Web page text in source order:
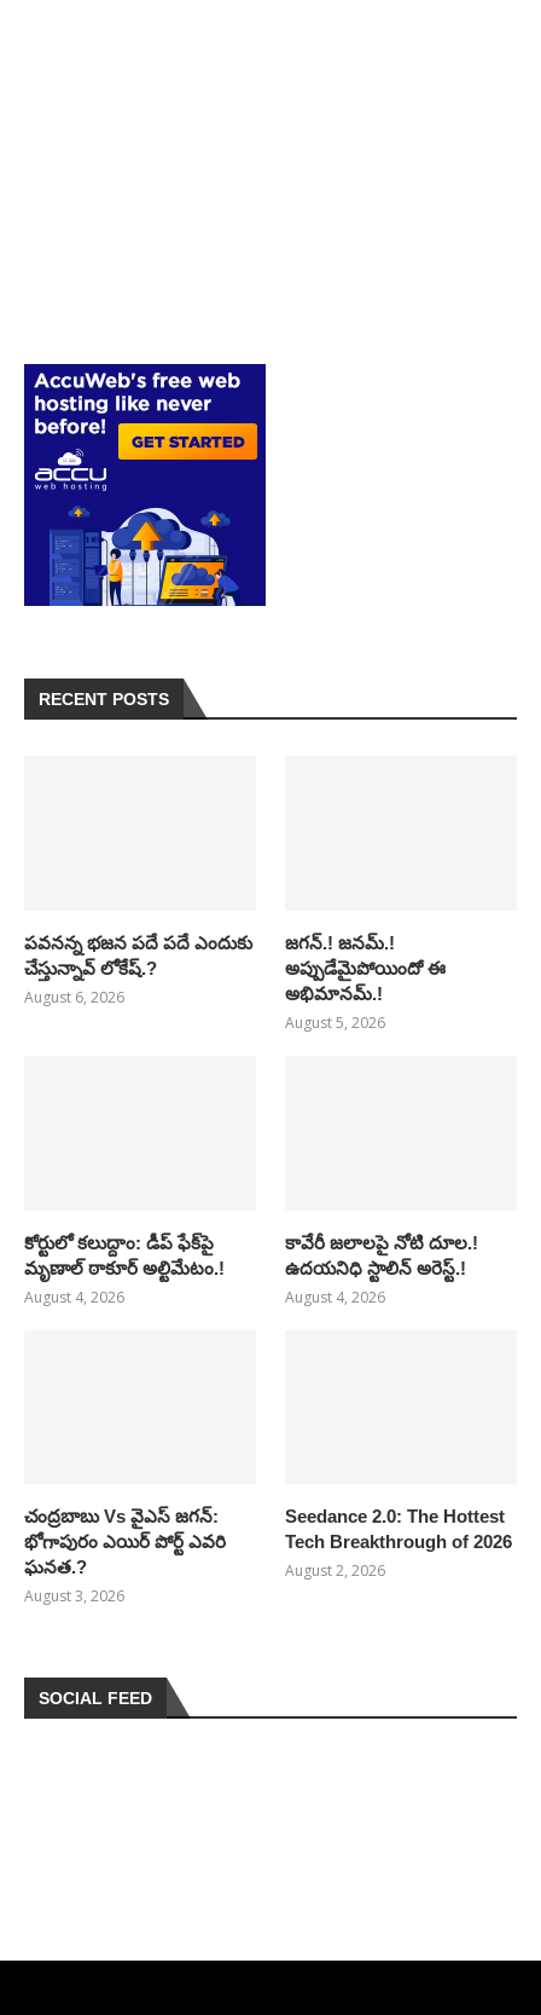
RECENT POSTS
పవనన్న భజన పదే పదే ఎందుకు
చేస్తున్నావ్ లోకేష్.?
August 6, 2026
జగన్.! జనమ్.!
అప్పుడేమైపోయిందో ఈ
అభిమానమ్.!
August 5, 2026
కోర్టులో కలుద్దాం: డీప్ ఫేక్‌పై
మృణాల్ ఠాకూర్ అల్టిమేటం.!
August 4, 2026
కావేరీ జలాలపై నోటి దూల.!
ఉదయనిధి స్టాలిన్ అరెస్ట్.!
August 4, 2026
చంద్రబాబు Vs వైఎస్ జగన్:
భోగాపురం ఎయిర్ పోర్ట్ ఎవరి
ఘనత.?
August 3, 2026
Seedance 2.0: The Hottest
Tech Breakthrough of 2026
August 2, 2026
SOCIAL FEED